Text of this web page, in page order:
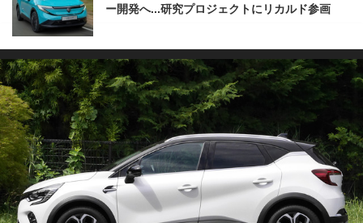
ー開発へ...研究プロジェクトにリカルド参画